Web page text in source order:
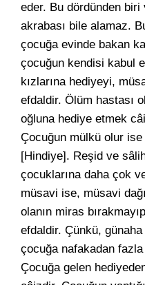
eder. Bu dördünden
akrabası bile alamaz.
çocuğa evinde bakan
çocuğun kendisi kabul
kızlarına hediyeyi,
efdaldir. Ölüm hastası
oğluna hediye etmek
Çocuğun mülkü olur
[Hindiye]. Reşid ve
çocuklarına daha çok
müsavi ise, müsavi
olanın miras
efdaldir. Çünkü,
çocuğa nafakadan fazla
Çocuğa gelen